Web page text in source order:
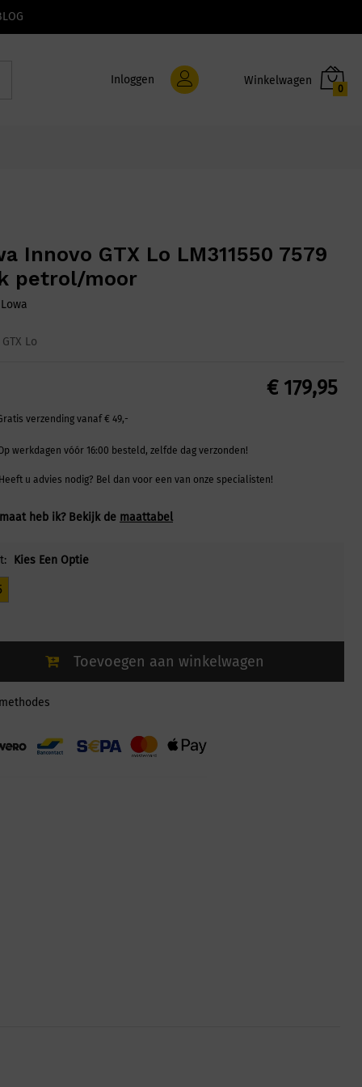
Inloggen
0
Innovo GTX Lo LM311550 7579
petrol/moor
Lowa
Lo
€179,95
verzending vanaf € 49,-
werkdagen vóór 16:00 besteld, zelfde dag verzonden!
u advies nodig? Bel dan voor een van onze specialisten!
heb ik? Bekijk de maattabel
Kies Een Optie
Toevoegen aan winkelwagen